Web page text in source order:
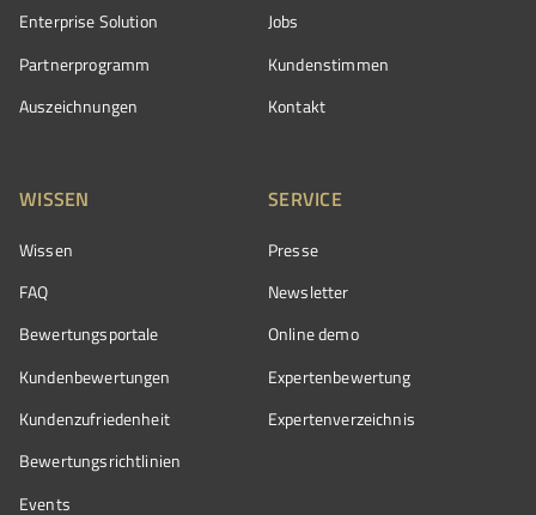
Enterprise Solution
Partnerprogramm
Auszeichnungen
Jobs
Kundenstimmen
Kontakt
WISSEN
Wissen
FAQ
Bewertungsportale
Kundenbewertungen
Kundenzufriedenheit
Bewertungs­richtlinien
Events
SERVICE
Presse
Newsletter
Online demo
Expertenbewertung
Expertenverzeichnis